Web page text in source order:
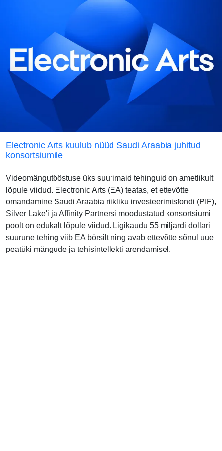
Electronic Arts kuulub nüüd Saudi Araabia juhitud
konsortsiumile
Videomängutööstuse üks suurimaid tehinguid on ametlikult
lõpule viidud. Electronic Arts (EA) teatas, et ettevõtte
omandamine Saudi Araabia riikliku investeerimisfondi (PIF),
Silver Lake'i ja Affinity Partnersi moodustatud konsortsiumi
poolt on edukalt lõpule viidud. Ligikaudu 55 miljardi dollari
suurune tehing viib EA börsilt ning avab ettevõtte sõnul uue
peatüki mängude ja tehisintellekti arendamisel.